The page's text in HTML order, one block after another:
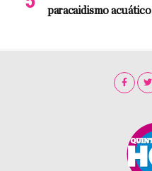
paracaidismo acuático